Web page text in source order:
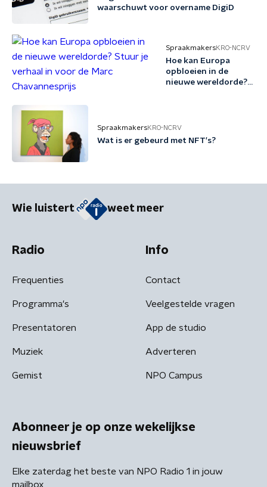
waarschuwt voor overname DigiD
SpraakmakersKRO-NCRV
Hoe kan Europa
opbloeien in de
nieuwe wereldorde?
SpraakmakersKRO-NCRV
Wat is er gebeurd met NFT's?
Wie luistert weet meer
Radio
Frequenties
Programma's
Presentatoren
Muziek
Gemist
Info
Contact
Veelgestelde vragen
App de studio
Adverteren
NPO Campus
Abonneer je op onze wekelijkse
nieuwsbrief
Elke zaterdag het beste van NPO Radio 1 in jouw
mailbox